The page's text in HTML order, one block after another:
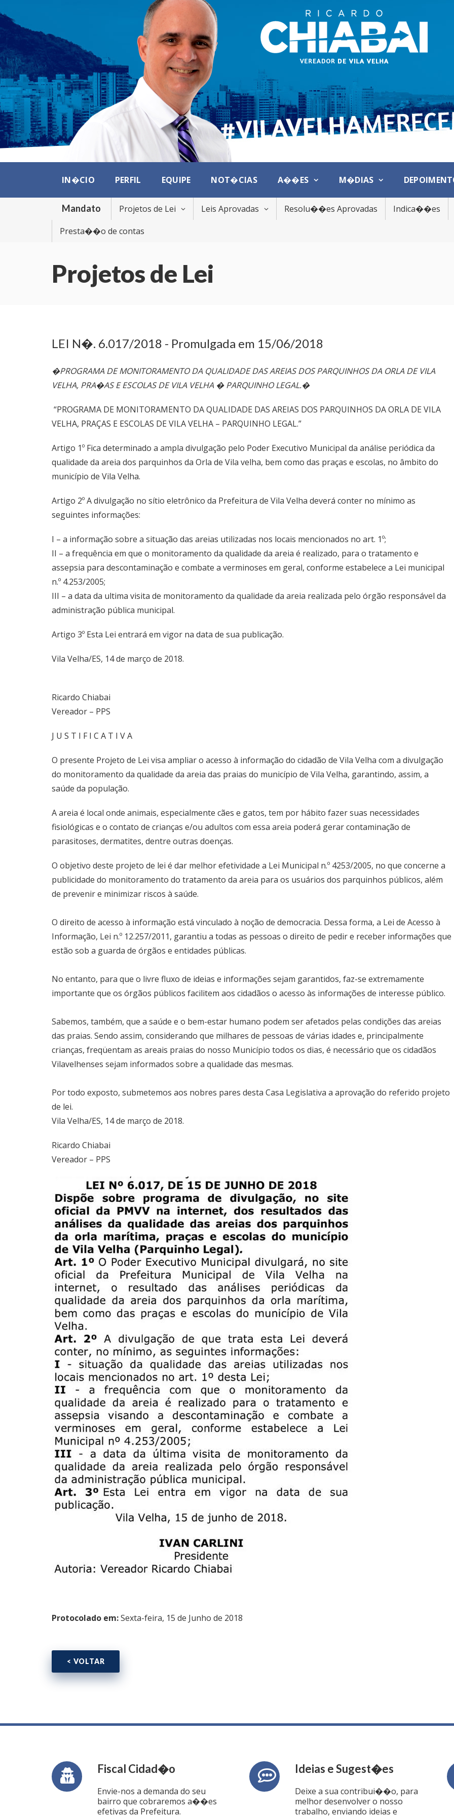
IN�CIO PERFIL EQUIPE NOT�CIAS A��ES M�DIAS
Mandato Projetos de Lei Leis Aprovadas Resolu��es Aprovadas Indica��es
Presta��o de contas
Projetos de Lei
LEI N�. 6.017/2018 - Promulgada em 15/06/2018
�PROGRAMA DE MONITORAMENTO DA QUALIDADE DAS AREIAS DOS PARQUINHOS DA ORLA DE VILA
VELHA, PRA�AS E ESCOLAS DE VILA VELHA � PARQUINHO LEGAL.�
“PROGRAMA DE MONITORAMENTO DA QUALIDADE DAS AREIAS DOS PARQUINHOS DA ORLA DE VILA
VELHA, PRAÇAS E ESCOLAS DE VILA VELHA – PARQUINHO LEGAL.”
Artigo 1º Fica determinado a ampla divulgação pelo Poder Executivo Municipal da análise periódica da
qualidade da areia dos parquinhos da Orla de Vila velha, bem como das praças e escolas, no âmbito do
município de Vila Velha.
Artigo 2º A divulgação no sítio eletrônico da Prefeitura de Vila Velha deverá conter no mínimo as
seguintes informações:
I – a informação sobre a situação das areias utilizadas nos locais mencionados no art. 1º;
II – a frequência em que o monitoramento da qualidade da areia é realizado, para o tratamento e
assepsia para descontaminação e combate a verminoses em geral, conforme estabelece a Lei municipal
n.º 4.253/2005;
III – a data da ultima visita de monitoramento da qualidade da areia realizada pelo órgão responsável da
administração pública municipal.
Artigo 3º Esta Lei entrará em vigor na data de sua publicação.
Vila Velha/ES, 14 de março de 2018.
Ricardo Chiabai
Vereador – PPS
J U S T I F I C A T I V A
O presente Projeto de Lei visa ampliar o acesso à informação do cidadão de Vila Velha com a divulgação
do monitoramento da qualidade da areia das praias do município de Vila Velha, garantindo, assim, a
saúde da população.
A areia é local onde animais, especialmente cães e gatos, tem por hábito fazer suas necessidades
fisiológicas e o contato de crianças e/ou adultos com essa areia poderá gerar contaminação de
parasitoses, dermatites, dentre outras doenças.
O objetivo deste projeto de lei é dar melhor efetividade a Lei Municipal n.º 4253/2005, no que concerne a
publicidade do monitoramento do tratamento da areia para os usuários dos parquinhos públicos, além
de prevenir e minimizar riscos à saúde.
O direito de acesso à informação está vinculado à noção de democracia. Dessa forma, a Lei de Acesso à
Informação, Lei n.º 12.257/2011, garantiu a todas as pessoas o direito de pedir e receber informações que
estão sob a guarda de órgãos e entidades públicas.
No entanto, para que o livre fluxo de ideias e informações sejam garantidos, faz-se extremamente
importante que os órgãos públicos facilitem aos cidadãos o acesso às informações de interesse público.
Sabemos, também, que a saúde e o bem-estar humano podem ser afetados pelas condições das areias
das praias. Sendo assim, considerando que milhares de pessoas de várias idades e, principalmente
crianças, freqüentam as areais praias do nosso Município todos os dias, é necessário que os cidadãos
Vilavelhenses sejam informados sobre a qualidade das mesmas.
Por todo exposto, submetemos aos nobres pares desta Casa Legislativa a aprovação do referido projeto
de lei.
Vila Velha/ES, 14 de março de 2018.
Ricardo Chiabai
Vereador – PPS
Protocolado em:Sexta-feira, 15 de Junho de 2018
< VOLTAR
Fiscal Cidad�o
Envie-nos a demanda do seu
bairro que cobraremos a��es
efetivas da Prefeitura.
Ideias e Sugest�es
Deixe a sua contribui��o, para
melhor desenvolver o nosso
trabalho, enviando ideias e